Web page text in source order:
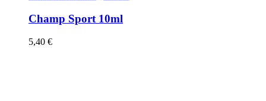
Champ Sport 10ml
5,40 €